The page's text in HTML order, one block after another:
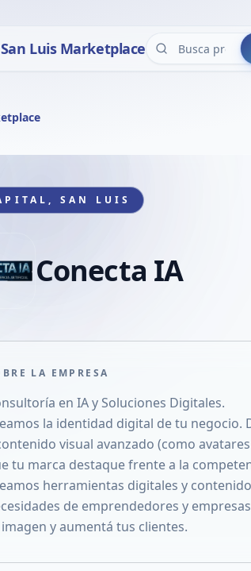
Luis Marketplace
SAN LUIS
Conecta IA
LA EMPRESA
en IA y Soluciones Digitales.
la identidad digital de tu negocio.
visual avanzado (como
tu marca destaque frente a la
herramientas digitales y
de emprendedores y
y aumentá tus clientes.